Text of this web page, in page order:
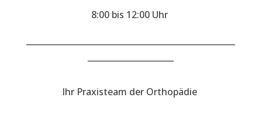
8:00 bis 12:00 Uhr
Ihr Praxisteam der Orthopädie